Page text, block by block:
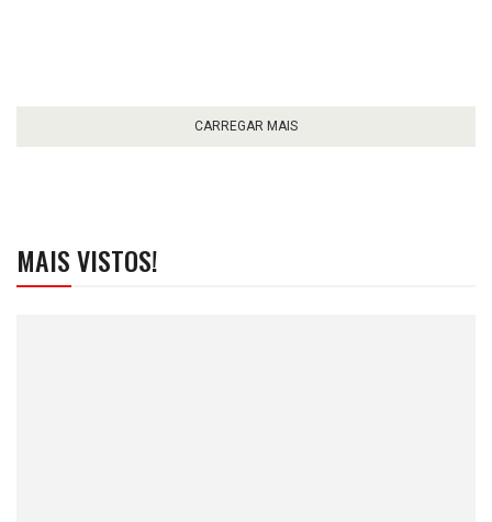
CARREGAR MAIS
MAIS VISTOS!